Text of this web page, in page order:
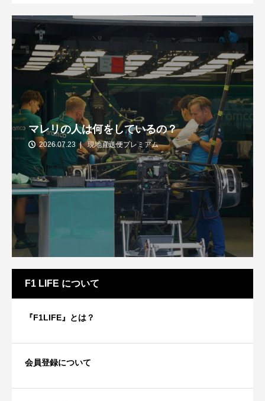
マレリの人は何をしているの？
2026.07.23 現地直送便プレミアム
F1 LIFE について
『F1LIFE』とは？
会員登録について